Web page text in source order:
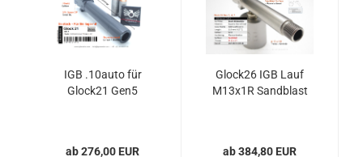
IGB .10auto für
Glock21 Gen5
ab 276,00 EUR
Glock26 IGB Lauf
M13x1R Sandblast
ab 384,80 EUR